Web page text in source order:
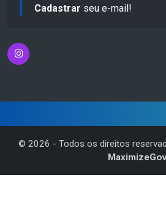
Cadastrar seu e-mail!
© 2026 - Todos os direitos
MaximizeGov